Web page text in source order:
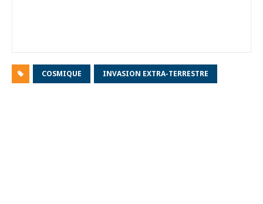
COSMIQUE INVASION EXTRA-TERRESTRE